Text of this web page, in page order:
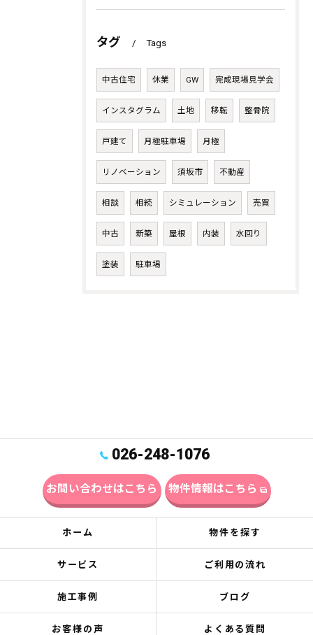
タグ Tags
中古住宅 休業 GW 完成現場見学会
インスタグラム 土地 移転 整骨院
戸建て 月極駐車場 月極
リノベーション 須坂市 不動産
相談 相続 シミュレーション 売買
中古 新築 屋根 内装 水回り
塗装 駐車場
026-248-1076
お問い合わせはこちら 物件情報はこちら
ホーム 物件を探す
サービス ご利用の流れ
施工事例 ブログ
お客様の声 よくある質問